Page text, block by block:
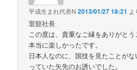
平成生まれ代表N 2013/01/27 18:21 よ
室舘社長
この度は、貴重なご縁をありがとう
本当に楽しかったです。
日本人なのに、国技を見たことが
っていた矢先のお誘いでした。